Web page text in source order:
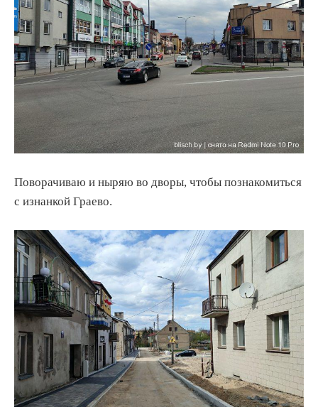
Поворачиваю и ныряю во дворы, чтобы познакомиться
с изнанкой Граево.